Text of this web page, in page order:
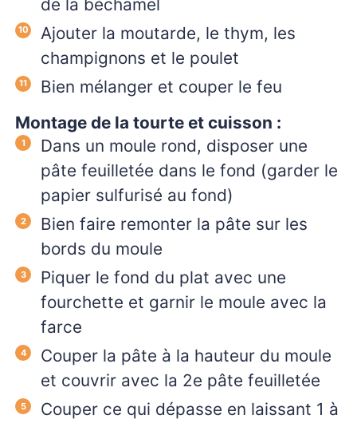
de la béchamel
Ajouter la moutarde, le thym, les
champignons et le poulet
Bien mélanger et couper le feu
Montage de la tourte et cuisson :
Dans un moule rond, disposer une
pâte feuilletée dans le fond (garder le
papier sulfurisé au fond)
Bien faire remonter la pâte sur les
bords du moule
Piquer le fond du plat avec une
fourchette et garnir le moule avec la
farce
Couper la pâte à la hauteur du moule
et couvrir avec la 2e pâte feuilletée
Couper ce qui dépasse en laissant 1 à